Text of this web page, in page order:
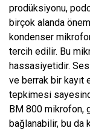
prodüksiyonu,
birçok alanda
kondenser
tercih edilir. Bu
hassasiyetidir.
ve berrak bir kayıt
tepkimesi
BM 800 mikrofon,
bağlanabilir, bu da